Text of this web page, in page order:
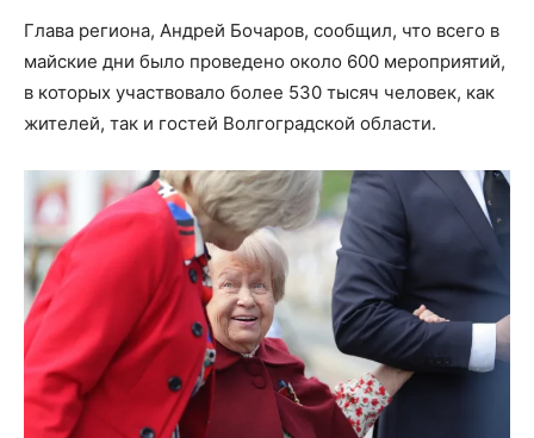
Глава региона, Андрей Бочаров, сообщил, что всего в
майские дни было проведено около 600 мероприятий,
в которых участвовало более 530 тысяч человек, как
жителей, так и гостей Волгоградской области.